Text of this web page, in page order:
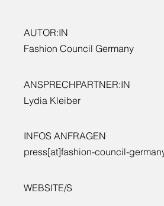
AUTOR:IN
Fashion Council Germany
ANSPRECHPARTNER:IN
Lydia Kleiber
INFOS ANFRAGEN
press[at]fashion-council-
WEBSITE/S